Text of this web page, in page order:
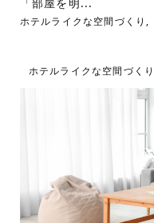
ホテルライクな空間づくり ,
ホテルライクな空間づくり